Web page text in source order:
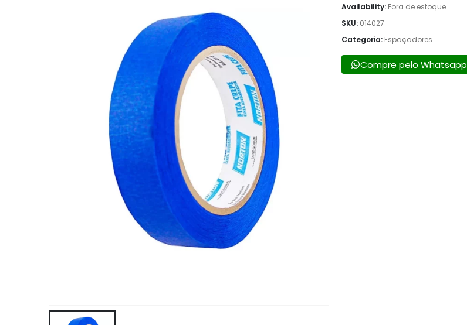
Availability: Fora de estoque
SKU: 014027
Categoria: Espaçadores
Compre pelo Whatsapp